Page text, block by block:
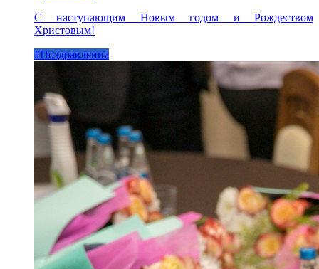
С наступающим Новым годом и Рождеством
Христовым!
#Поздравления